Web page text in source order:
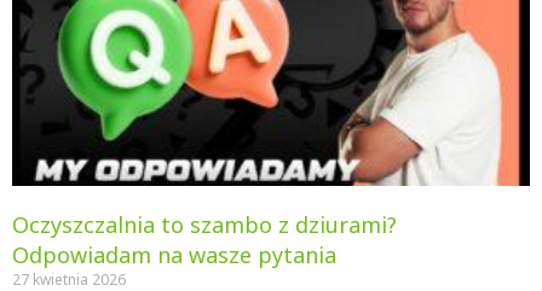
Oczyszczalnia to szambo z dziurami?
Odpowiadam na wasze pytania
27 kwietnia 2026